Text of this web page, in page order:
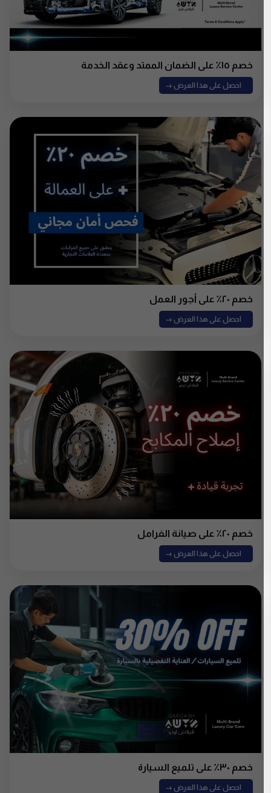
خصم ١٥٪ على الضمان الممتد وعقد الخدمة
احصل على هذا العرض →
خصم ٢٠٪ على أجور العمل
احصل على هذا العرض →
خصم ٢٠٪ على صيانة الفرامل
احصل على هذا العرض →
خصم ٣٠٪ على تلميع السيارة
احصل على هذا العرض →